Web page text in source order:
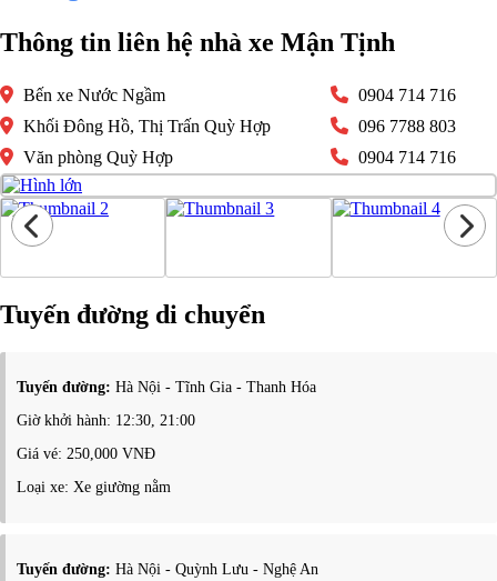
Thông tin liên hệ nhà xe Mận Tịnh
Bến xe Nước Ngầm
0904 714 716
Khối Đông Hồ, Thị Trấn Quỳ Hợp
096 7788 803
Văn phòng Quỳ Hợp
0904 714 716
Tuyến đường di chuyển
Tuyến đường: Hà Nội - Tĩnh Gia - Thanh Hóa
Giờ khởi hành: 12:30, 21:00
Giá vé: 250,000 VNĐ
Loại xe: Xe giường nằm
Tuyến đường: Hà Nội - Quỳnh Lưu - Nghệ An